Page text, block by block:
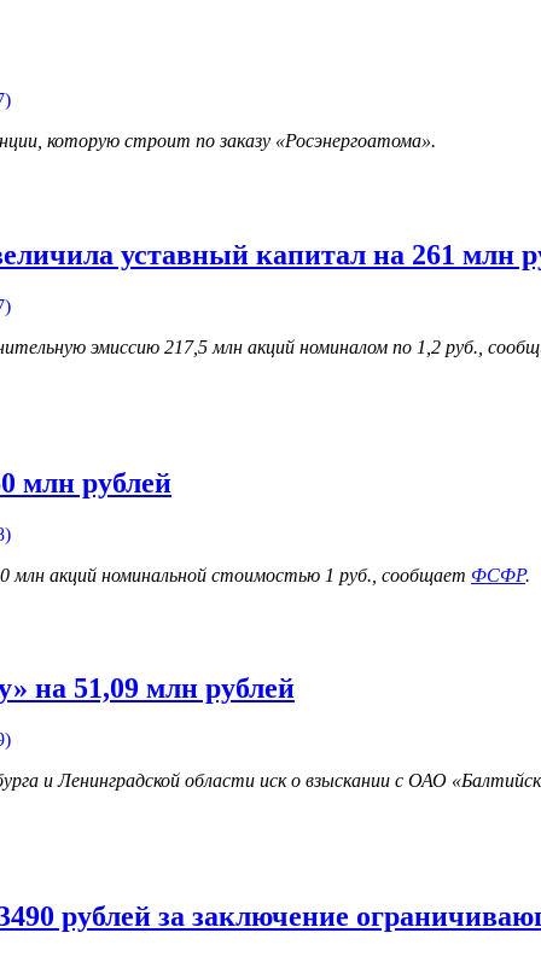
которую строит по заказу «Росэнергоатома».
уставный капитал на 261 млн
эмиссию 217,5 млн акций номиналом по 1,2 руб.,
млн рублей
млн акций номинальной стоимостью 1 руб., сообщает ФСФР.
на 51,09 млн рублей
и Ленинградской области иск о взыскании с ОАО
рублей за заключение